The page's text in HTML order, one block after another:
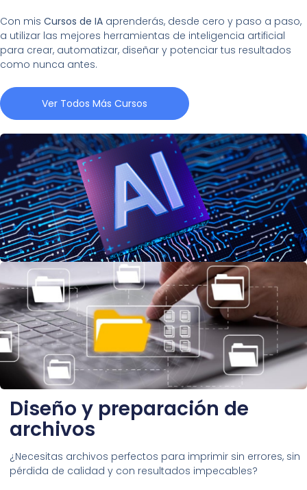
Con mis Cursos de IA aprenderás, desde cero y paso a paso,
a utilizar las mejores herramientas de inteligencia artificial
para crear, automatizar, diseñar y potenciar tus resultados
como nunca antes.
Ver Todos Más Cursos
Diseño y preparación de
archivos
¿Necesitas archivos perfectos para imprimir sin errores, sin
pérdida de calidad y con resultados impecables?